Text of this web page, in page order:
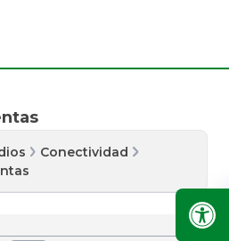
Conectividad